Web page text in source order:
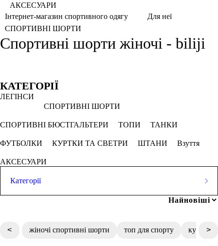
АКСЕСУАРИ
Інтернет-магазин спортивного одягу
Для неї
СПОРТИВНІ ШОРТИ
Спортивні шорти жіночі - biliji
Обрано
Білий
СКАСОВУВАТИ ВСЕ
грн
Розмір одягу
КАТЕГОРІЇ
ЛЕГІНСИ
СПОРТИВНІ ШОРТИ
СПОРТИВНІ БЮСТГАЛЬТЕРИ ТОПИ ТАНКИ
ФУТБОЛКИ КУРТКИ ТА СВЕТРИ ШТАНИ Взуття
АКСЕСУАРИ
Категорії
СПОРТИВНІ БЮСТГАЛЬТЕРИ ТОПИ ТАНКИ
штани спортивні жіночі
< жіночі спортивні шорти топ для спорту купити
>